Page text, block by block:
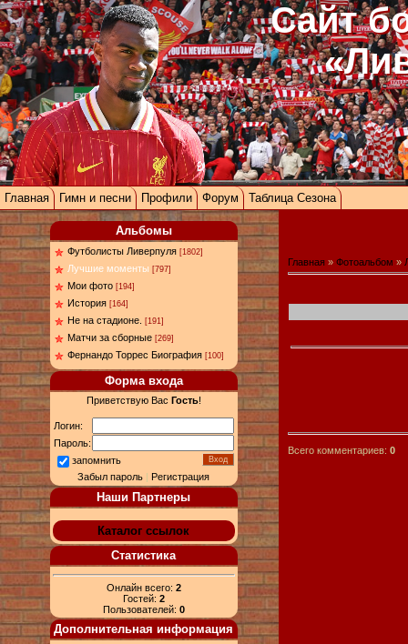
Сайт
Главная Гимн и песни Профили Форум Таблица Сезона
Альбомы
Футболисты Ливерпуля [1802]
Лучшие моменты [797]
Мои фото [194]
История [164]
Не на стадионе. [191]
Матчи за сборные [269]
Фернандо Торрес Биография [100]
Форма входа
Приветствую Вас Гость!
Логин:
Пароль:
запомнить
Забыл пароль |Регистрация
Наши Партнеры
Каталог ссылок
Статистика
Онлайн всего: 2
Гостей: 2
Пользователей: 0
Дополнительная информация
Главная » Фотоальбом »
Всего комментариев: 0